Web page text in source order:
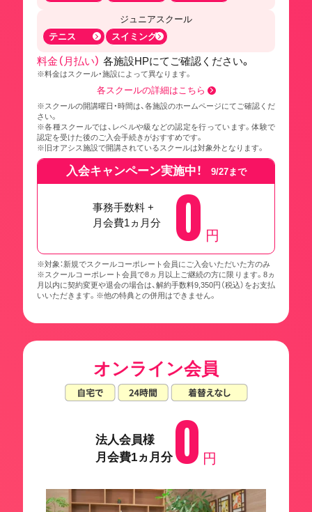
ジュニアスクール
テニス
スイミング
料金（月払い） 各施設HPにてご確認ください。
※料金はスクール・施設によって異なります。
各スクールの詳細はこちら
※スクールの開講曜日・時間は、各施設のホームページにてご確認くだ
さい。
※各種スクールでは、レベルや級などの認定を行っています。体験で
認定を受けた後のご入会手続きがおすすめです。
※旧オアシス施設で開講されているスクールは対象外となります。
入会キャンペーン実施中！ 9/27まで
事務手数料 +
月会費1ヵ月分
0 円
※対象：新規でスクールコーポレート会員にご入会いただいた方のみ
※スクールコーポレート会員で8ヵ月以上ご継続の方に限ります。8ヵ
月以内に契約変更や退会の場合は、解約手数料9,350円（税込）をお支払
いいただきます。※他の特典との併用はできません。
オンライン会員
法人会員様
月会費1ヵ月分0 円